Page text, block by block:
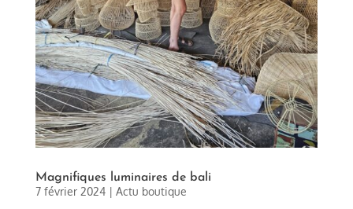
Magnifiques luminaires de bali
7 février 2024| Actu boutique